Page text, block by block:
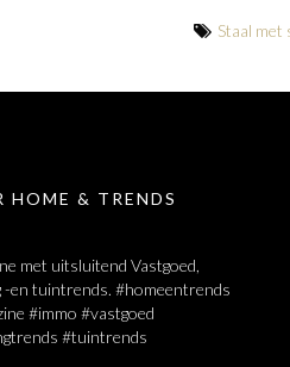
Staal met
HOME & TRENDS
met uitsluitend Vastgoed,
-en tuintrends. #homeentrends
#immo #vastgoed
#tuintrends